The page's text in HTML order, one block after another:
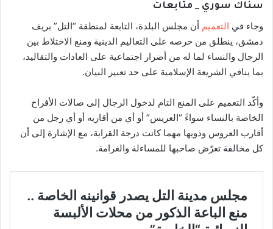
سناك سوري _ متابعات
وجاء في التعميم أن مجلس البلدة، التابعة لمنطقة “التل” بريف
دمشق، ينطلق من حرصه على التعاليم الدينية ومنع الاختلاط بين
الرجال والنساء لما له من أضرار اجتماعية على العادات والتقاليد،
بما ينافي الشريعة الإسلامية على حد تعبير البيان.
وأكّد التعميم على المنع التام لدخول الرجال إلى صالات الأفراح
الخاصة بالنساء سواءً “العريس” أو أي من أقاربه أو أي رجل من
أقارب العروس وذويها مهما كانت درجة القرابة، مع الإشارة إلى أن
كل مخالفة تعرّض صاحبها للمساءلة والغرامة.